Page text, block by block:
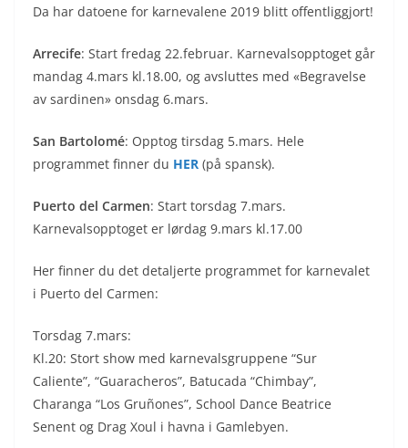
Da har datoene for karnevalene 2019 blitt offentliggjort!
Arrecife: Start fredag 22.februar. Karnevalsopptoget går
mandag 4.mars kl.18.00, og avsluttes med «Begravelse
av sardinen» onsdag 6.mars.
San Bartolomé: Opptog tirsdag 5.mars. Hele
programmet finner du HER (på spansk).
Puerto del Carmen: Start torsdag 7.mars.
Karnevalsopptoget er lørdag 9.mars kl.17.00
Her finner du det detaljerte programmet for karnevalet
i Puerto del Carmen:
Torsdag 7.mars:
Kl.20: Stort show med karnevalsgruppene “Sur
Caliente”, “Guaracheros”, Batucada “Chimbay”,
Charanga “Los Gruñones”, School Dance Beatrice
Senent og Drag Xoul i havna i Gamlebyen.